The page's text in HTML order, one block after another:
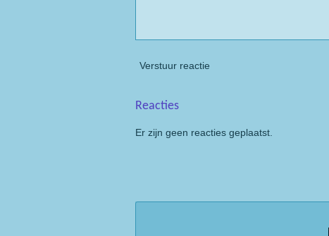
Verstuur reactie
Reacties
Er zijn geen reacties geplaatst.